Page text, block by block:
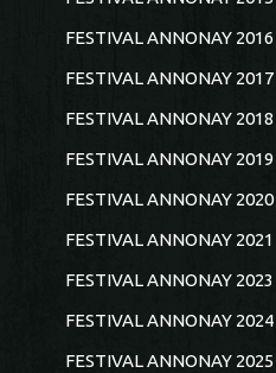
FESTIVAL ANNONAY 2016
FESTIVAL ANNONAY 2017
FESTIVAL ANNONAY 2018
FESTIVAL ANNONAY 2019
FESTIVAL ANNONAY 2020
FESTIVAL ANNONAY 2021
FESTIVAL ANNONAY 2023
FESTIVAL ANNONAY 2024
FESTIVAL ANNONAY 2025